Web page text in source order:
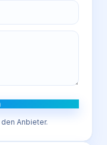
Anbieter.